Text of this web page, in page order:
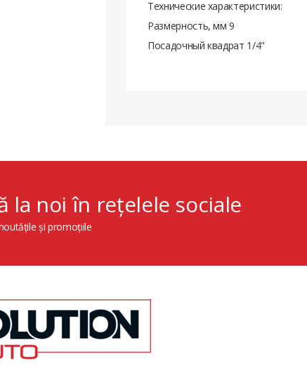
Технические характеристики:
Размерность, мм 9
Посадочный квадрат 1/4"
la noi în rețelele sociale
și promoțiile